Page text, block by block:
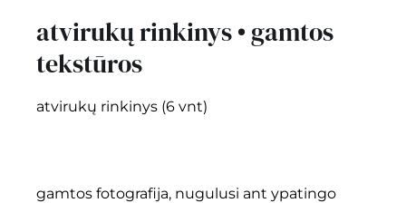
atvirukų rinkinys • gamtos
tekstūros
atvirukų rinkinys (6 vnt)
gamtos fotografija, nugulusi ant ypatingo